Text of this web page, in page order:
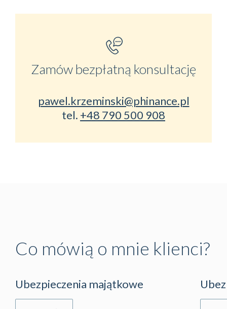
Zamów bezpłatną konsultację
pawel.krzeminski@phinance.pl
tel. +48 790 500 908
Co mówią o mnie klienci?
Ubezpieczenia majątkowe